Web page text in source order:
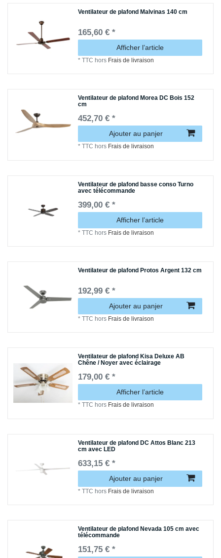
Ventilateur de plafond Malvinas 140 cm
165,60 € *
Afficher l’article
*TTC hors Frais de livraison
Ventilateur de plafond Morea DC Bois 152
cm
452,70 € *
Ajouter au panjer
*TTC hors Frais de livraison
Ventilateur de plafond basse conso Turno
avec télécommande
399,00 € *
Afficher l’article
*TTC hors Frais de livraison
Ventilateur de plafond Protos Argent 132 cm
192,99 € *
Ajouter au panjer
*TTC hors Frais de livraison
Ventilateur de plafond Kisa Deluxe AB
Chêne / Noyer avec éclairage
179,00 € *
Afficher l’article
*TTC hors Frais de livraison
Ventilateur de plafond DC Attos Blanc 213
cm avec LED
633,15 € *
Ajouter au panjer
*TTC hors Frais de livraison
Ventilateur de plafond Nevada 105 cm avec
télécommande
151,75 € *